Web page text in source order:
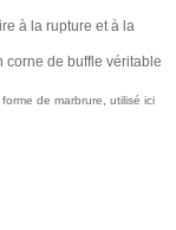
à la rupture et à la
corne de buffle véritable
de marbrure, utilisé ici